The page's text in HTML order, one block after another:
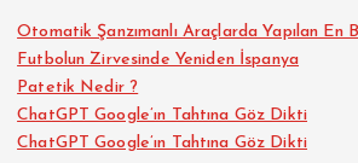
Otomatik Şanzımanlı Araçlarda Yapılan En
Futbolun Zirvesinde Yeniden İspanya
Patetik Nedir ?
ChatGPT Google’ın Tahtına Göz Dikti
ChatGPT Google’ın Tahtına Göz Dikti